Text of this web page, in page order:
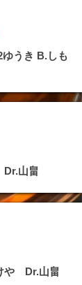
うき B.しも
山畠
や Dr.山畠